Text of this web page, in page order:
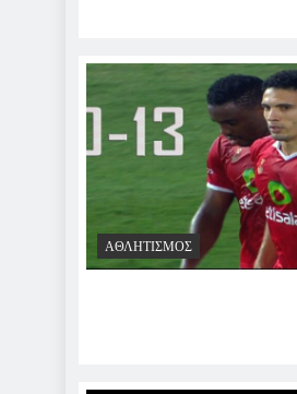
ΑΘΛΗΤΙΣΜΌΣ